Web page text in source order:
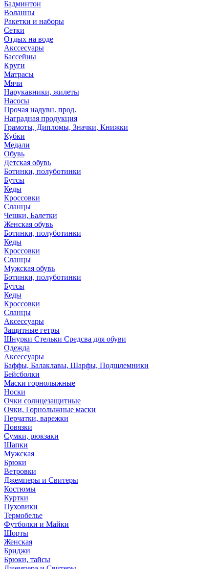
Бадминтон
Воланны
Ракетки и наборы
Сетки
Отдых на воде
Акссесуары
Бассейны
Круги
Матрасы
Мячи
Нарукавники, жилеты
Насосы
Прочая надувн. прод.
Наградная продукция
Грамоты, Дипломы, Значки, Книжки
Кубки
Медали
Обувь
Детская обувь
Ботинки, полуботинки
Бутсы
Кеды
Кроссовки
Сланцы
Чешки, Балетки
Женская обувь
Ботинки, полуботинки
Кеды
Кроссовки
Сланцы
Мужская обувь
Ботинки, полуботинки
Бутсы
Кеды
Кроссовки
Сланцы
Аксессуары
Защитные гетры
Шнурки Стельки Средсва для обуви
Одежда
Аксессуары
Баффы, Балаклавы, Шарфы, Подшлемники
Бейсболки
Маски горнолыжные
Носки
Очки солнцезащитные
Очки, Горнолыжные маски
Перчатки, варежки
Повязки
Сумки, рюкзаки
Шапки
Мужская
Брюки
Ветровки
Джемперы и Свитеры
Костюмы
Куртки
Пуховики
Термобелье
Футболки и Майки
Шорты
Женская
Бриджи
Брюки, тайсы